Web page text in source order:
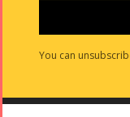
You can